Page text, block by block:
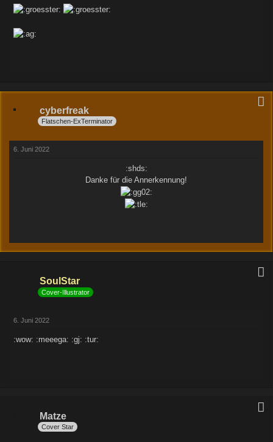
cyberfreak
Flatschen-ExTerminator
6. Juni 2022
:shds:
Danke für die Annerkennung!
SoulStar
Cover-Illustrator
6. Juni 2022
:wow: :meeega: :gj: :tur:
Matze
Cover Star